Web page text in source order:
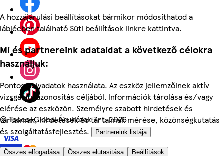
A hozzájárulási beállításokat bármikor módosíthatod a
láblécben található Süti beállítások linkre kattintva.
Mi és partnereink adataidat a következő célokra
használjuk:
Pontos helyadatok használata. Az eszköz jellemzőinek aktív
vizsgálata azonosítás céljából. Információk tárolása és/vagy
elérése az eszközön. Személyre szabott hirdetések és
tartalmak, hirdetések és tartalmak mérése, közönségkutatás
és szolgáltatásfejlesztés.
Partnereink listája
Összes elfogadása Összes elutasítása Beállítások
©Tesco-Global Áruházak Zrt. 2026